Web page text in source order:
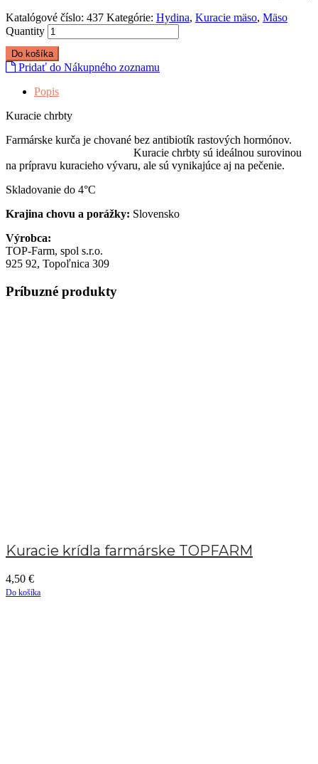
Katalógové číslo: 437 Kategórie: Hydina, Kuracie mäso, Mäso
Quantity
Do košíka
Pridať do Nákupného zoznamu
Popis
Kuracie chrbty
Farmárske kurča je chované bez antibiotík rastových hormónov.
Kuracie chrbty sú ideálnou surovinou
na prípravu kuracieho vývaru, ale sú vynikajúce aj na pečenie.
Skladovanie do 4°C
Krajina chovu a porážky: Slovensko
Výrobca:
TOP-Farm, spol s.r.o.
925 92, Topoľnica 309
Príbuzné produkty
Kuracie krídla farmárske TOPFARM
4,50 €
Do košíka